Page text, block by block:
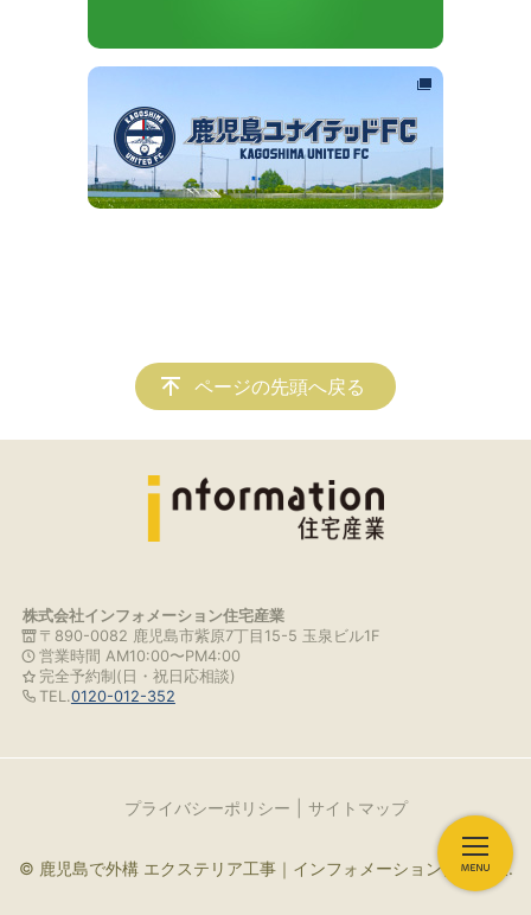
ページの先頭へ戻る
株式会社インフォメーション住宅産業
〒890-0082 鹿児島市紫原7丁目15-5 玉泉ビル1F
営業時間 AM10:00〜PM4:00
完全予約制(日・祝日応相談)
TEL.0120-012-352
プライバシーポリシー サイトマップ
© 鹿児島で外構 エクステリア工事｜インフォメーション住宅産業.